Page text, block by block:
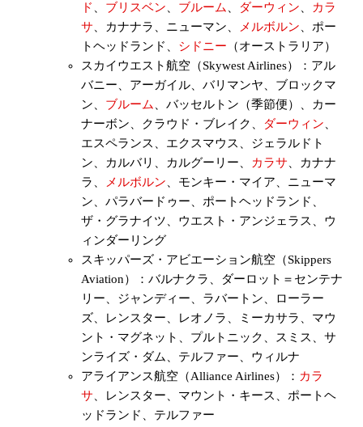
ド 、 ブリスベン、 ブルーム、 ダーウィン、
カラ
サ、カナナラ、ニューマン、 メルボルン、ポー
トヘッドランド、 シドニー （オーストラリア）
スカイウエスト航空（Skywest Airlines）：アル
バニー、アーガイル、バリマンヤ、ブロックマ
ン、 ブルーム、バッセルトン（季節便）、カー
ナーボン、クラウド・ブレイク、
ダーウィン、
エスペランス、エクスマウス、ジェラルドト
ン、カルバリ、カルグーリー、
カラサ、カナナ
ラ、
メルボルン、モンキー・マイア、ニューマ
ン、パラバードゥー、ポートヘッドランド、
ザ・グラナイツ、ウエスト・アンジェラス、ウ
ィンダーリング
スキッパーズ・アビエーション航空（Skippers
Aviation）：バルナクラ、ダーロット＝センテナ
リー、ジャンディー、ラバートン、ローラー
ズ、レンスター、レオノラ、ミーカサラ、マウ
ント・マグネット、プルトニック、スミス、サ
ンライズ・ダム、テルファー、ウィルナ
アライアンス航空（Alliance Airlines）： カラ
サ、レンスター、マウント・キース、ポートヘ
ッドランド、テルファー